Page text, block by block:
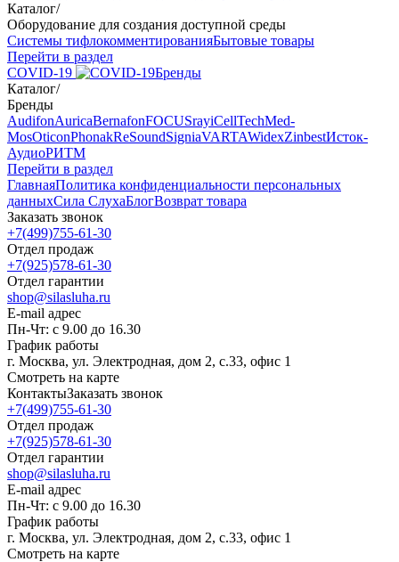
Каталог/
Оборудование для создания доступной среды
Системы тифлокомментированияБытовые товары
Перейти в раздел
COVID-19
Бренды
Каталог/
Бренды
AudifonAuricaBernafonFOCUSrayiCellTechMed-
MosOticonPhonakReSoundSigniaVARTAWidexZinbestИсток-
АудиоРИТМ
Перейти в раздел
ГлавнаяПолитика конфиденциальности персональных
данныхСила СлухаБлогВозврат товара
Заказать звонок
+7(499)755-61-30
Отдел продаж
+7(925)578-61-30
Отдел гарантии
shop@silasluha.ru
E-mail адрес
Пн-Чт: с 9.00 до 16.30
График работы
г. Москва, ул. Электродная, дом 2, с.33, офис 1
Смотреть на карте
КонтактыЗаказать звонок
+7(499)755-61-30
Отдел продаж
+7(925)578-61-30
Отдел гарантии
shop@silasluha.ru
E-mail адрес
Пн-Чт: с 9.00 до 16.30
График работы
г. Москва, ул. Электродная, дом 2, с.33, офис 1
Смотреть на карте